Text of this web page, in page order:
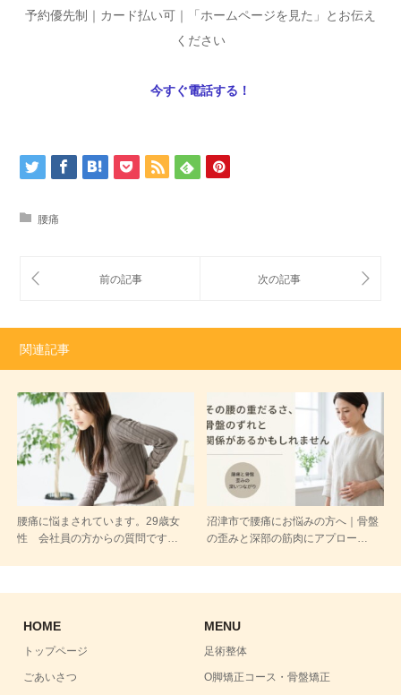
予約優先制｜カード払い可｜「ホームページを見た」とお伝え
ください
今すぐ電話する！
腰痛
関連記事
腰痛に悩まされています。29歳女
性 会社員の方からの質問です…
沼津市で腰痛にお悩みの方へ｜骨盤
の歪みと深部の筋肉にアプロー…
HOME
トップページ
ごあいさつ
MENU
足術整体
O脚矯正コース・骨盤矯正